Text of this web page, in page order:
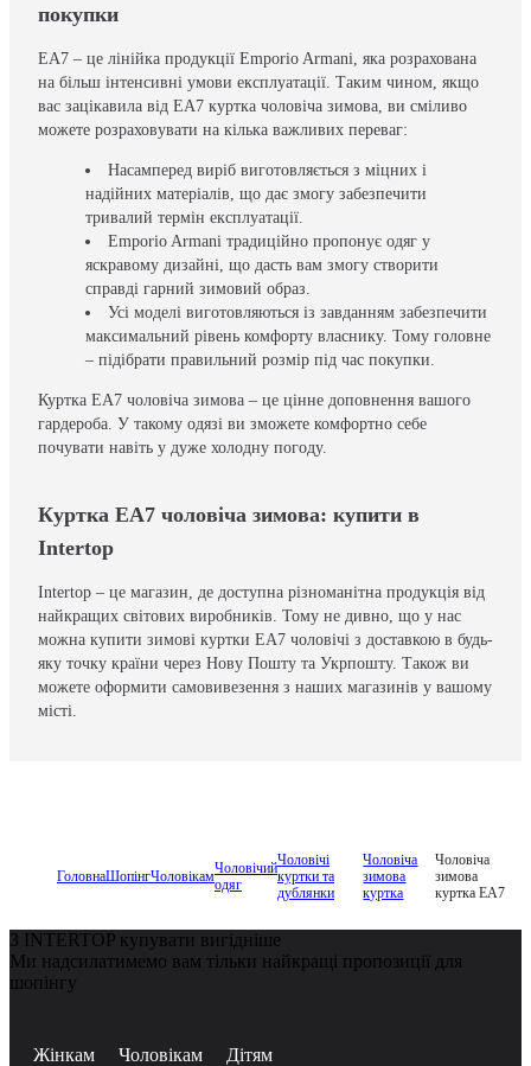
покупки
EA7 – це лінійка продукції Emporio Armani, яка розрахована
на більш інтенсивні умови експлуатації. Таким чином, якщо
вас зацікавила від EA7 куртка чоловіча зимова, ви сміливо
можете розраховувати на кілька важливих переваг:
Насамперед виріб виготовляється з міцних і
надійних матеріалів, що дає змогу забезпечити
тривалий термін експлуатації.
Emporio Armani традиційно пропонує одяг у
яскравому дизайні, що дасть вам змогу створити
справді гарний зимовий образ.
Усі моделі виготовляються із завданням забезпечити
максимальний рівень комфорту власнику. Тому головне
– підібрати правильний розмір під час покупки.
Куртка EA7 чоловіча зимова – це цінне доповнення вашого
гардероба. У такому одязі ви зможете комфортно себе
почувати навіть у дуже холодну погоду.
Куртка EA7 чоловіча зимова: купити в
Intertop
Intertop – це магазин, де доступна різноманітна продукція від
найкращих світових виробників. Тому не дивно, що у нас
можна купити зимові куртки EA7 чоловічі з доставкою в будь-
яку точку країни через Нову Пошту та Укрпошту. Також ви
можете оформити самовивезення з наших магазинів у вашому
місті.
ГоловнаШопінгЧоловікамЧоловічий
одяг
Чоловічі
куртки та
дублянки
Чоловіча
зимова
куртка
Чоловіча
зимова
куртка EA7
З INTERTOP купувати вигідніше
Ми надсилатимемо вам тільки найкращі пропозиції для
шопінгу
Жінкам Чоловікам Дітям